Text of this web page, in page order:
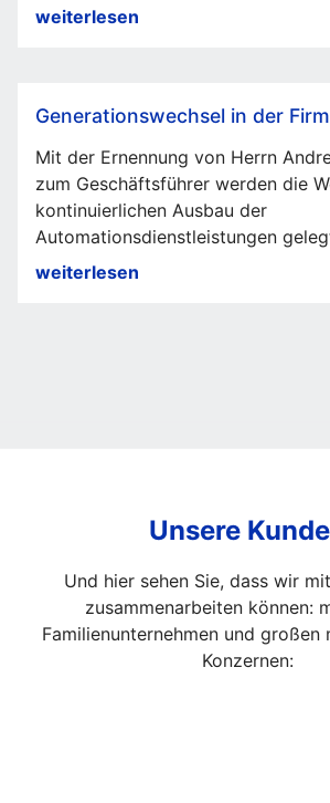
weiterlesen
Generationswechsel in der
Mit der Ernennung von Herrn
zum Geschäftsführer werden die
kontinuierlichen Ausbau der
Automationsdienstleistungen
weiterlesen
Unsere
Und hier sehen Sie, dass wir
zusammenarbeiten können:
Familienunternehmen und großen
Konzernen: